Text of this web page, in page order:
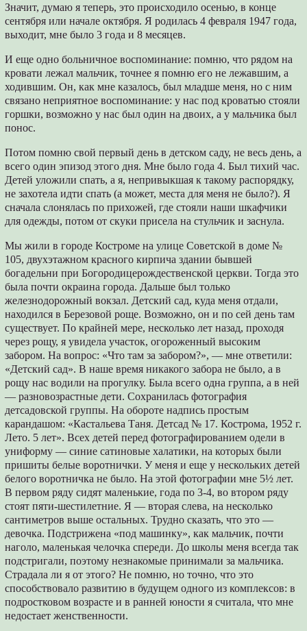
Значит, думаю я теперь, это происходило осенью, в конце
сентября или начале октября. Я родилась 4 февраля 1947 года,
выходит, мне было 3 года и 8 месяцев.
И еще одно больничное воспоминание: помню, что рядом на
кровати лежал мальчик, точнее я помню его не лежавшим, а
ходившим. Он, как мне казалось, был младше меня, но с ним
связано неприятное воспоминание: у нас под кроватью стояли
горшки, возможно у нас был один на двоих, а у мальчика был
понос.
Потом помню свой первый день в детском саду, не весь день, а
всего один эпизод этого дня. Мне было года 4. Был тихий час.
Детей уложили спать, а я, непривыкшая к такому распорядку,
не захотела идти спать (а может, места для меня не было?). Я
сначала слонялась по прихожей, где стояли наши шкафчики
для одежды, потом от скуки присела на стульчик и заснула.
Мы жили в городе Костроме на улице Советской в доме №
105, двухэтажном красного кирпича здании бывшей
богадельни при Богородицерождественской церкви. Тогда это
была почти окраина города. Дальше был только
железнодорожный вокзал. Детский сад, куда меня отдали,
находился в Березовой роще. Возможно, он и по сей день там
существует. По крайней мере, несколько лет назад, проходя
через рощу, я увидела участок, огороженный высоким
забором. На вопрос: «Что там за забором?», ― мне ответили:
«Детский сад». В наше время никакого забора не было, а в
рощу нас водили на прогулку. Была всего одна группа, а в ней
― разновозрастные дети. Сохранилась фотография
детсадовской группы. На обороте надпись простым
карандашом: «Кастальева Таня. Детсад № 17. Кострома, 1952 г.
Лето. 5 лет». Всех детей перед фотографированием одели в
униформу ― синие сатиновые халатики, на которых были
пришиты белые воротнички. У меня и еще у нескольких детей
белого воротничка не было. На этой фотографии мне 5½ лет.
В первом ряду сидят маленькие, года по 3-4, во втором ряду
стоят пяти-шестилетние. Я ― вторая слева, на несколько
сантиметров выше остальных. Трудно сказать, что это ―
девочка. Подстрижена «под машинку», как мальчик, почти
наголо, маленькая челочка спереди. До школы меня всегда так
подстригали, поэтому незнакомые принимали за мальчика.
Страдала ли я от этого? Не помню, но точно, что это
способствовало развитию в будущем одного из комплексов: в
подростковом возрасте и в ранней юности я считала, что мне
недостает женственности.